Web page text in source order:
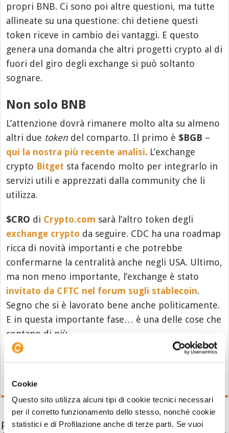
Cookie
Questo sito utilizza alcuni tipi di cookie tecnici necessari
per il corretto funzionamento dello stesso, nonché cookie
statistici e di Profilazione anche di terze parti. Se vuoi
propri BNB. Ci sono poi altre questioni, ma tutte
allineate su una questione: chi detiene questi
token riceve in cambio dei vantaggi. E questo
genera una domanda che altri progetti crypto al di
fuori del giro degli exchange si può soltanto
sognare.
Non solo BNB
L’attenzione dovrà rimanere molto alta su almeno
altri due token del comparto. Il primo è $BGB –
qui la nostra più recente analisi. L’exchange
crypto Bitget sta facendo molto per integrarlo in
servizi utili e apprezzati dalla community che li
utilizza.
$CRO di Crypto.com sarà l’altro token degli
exchange crypto da seguire. CDC ha una roadmap
ricca di novità importanti e che potrebbe
confermarne la centralità anche negli USA. Ultimo,
ma non meno importante, l’exchange è stato
invitato da CFTC nel forum sugli stablecoin.
Segno che si è lavorato bene anche politicamente.
E in questa importante fase… è una delle cose che
contano di più.
Potrebbe interessarti anche